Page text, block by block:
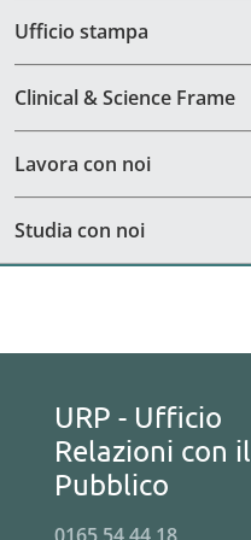
Ufficio stampa
Clinical & Science Frame
Lavora con noi
Studia con noi
URP - Ufficio
Relazioni con il
Pubblico